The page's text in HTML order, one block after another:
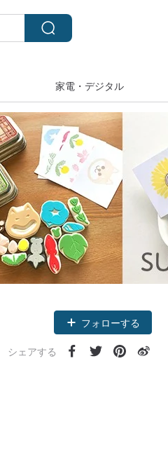
家電・デジタル
フォローする
シェアする